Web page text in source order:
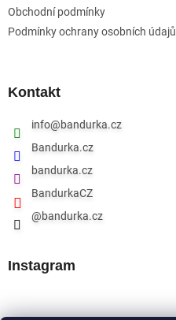
Obchodní podmínky
Podmínky ochrany osobních údajů
Kontakt
info@bandurka.cz
Bandurka.cz
bandurka.cz
BandurkaCZ
@bandurka.cz
Instagram